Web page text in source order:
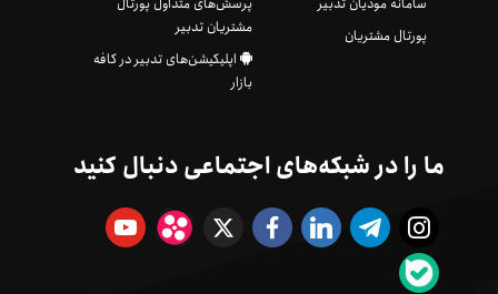
پورتال مشتریان
مشتریان تدبیر
اپلیکیشن‌های تدبیر در کافه
بازار
ما را در شبکه‌های اجتماعی دنبال کنید